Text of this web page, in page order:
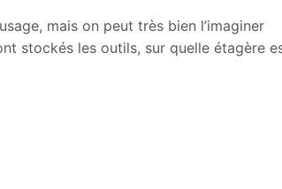
mais on peut très bien l’imaginer
stockés les outils, sur quelle étagère